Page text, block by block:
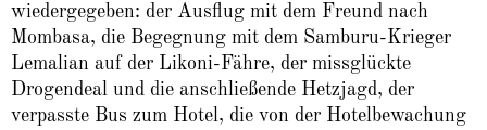
wiedergegeben: der Ausflug mit dem Freund nach
Mombasa, die Begegnung mit dem Samburu-Krieger
Lemalian auf der Likoni-Fähre, der missglückte
Drogendeal und die anschließende Hetzjagd, der
verpasste Bus zum Hotel, die von der Hotelbewachung